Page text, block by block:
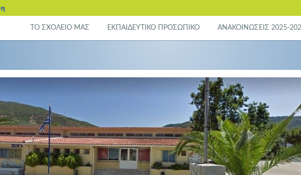
ΤΟ ΣΧΟΛΕΙΟ ΜΑΣ ΕΚΠΑΙΔΕΥΤΙΚΟ ΠΡΟΣΩΠΙΚΟ ΑΝΑΚΟΙΝΩΣΕΙΣ 2025-